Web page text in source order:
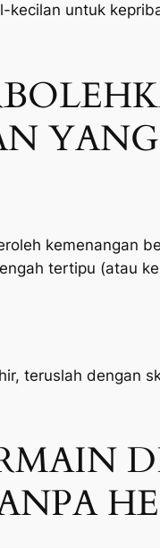
untuk
kemenangan
tertipu (atau
teruslah dengan